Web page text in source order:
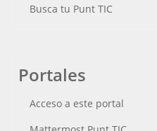
Busca tu Punt TIC
Portales
Acceso a este portal